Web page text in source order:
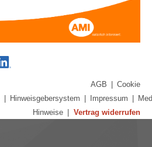
AGB
Cookie
Hinweisgebersystem Impressum
Hinweise
Vertrag widerrufen